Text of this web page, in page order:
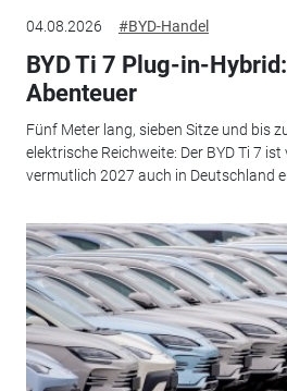
04.08.2026 #BYD-Handel
BYD Ti 7 Plug-in-
Abenteuer
Fünf Meter lang, sieben Sitze und bis
elektrische Reichweite: Der BYD Ti 7
vermutlich 2027 auch in Deutschland